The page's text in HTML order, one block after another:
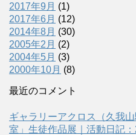
2017年9月 (1)
2017年6月 (12)
2014年8月 (30)
2005年2月 (2)
2004年5月 (3)
2000年10月 (8)
最近のコメント
ギャラリーアクロス（久我
室」生徒作品展｜活動日記